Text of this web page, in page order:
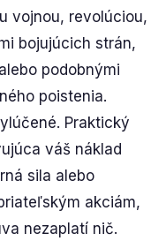
vojnou, revolúciou,
bojujúcich strán,
podobnými
poistenia.
Praktický
váš náklad
sila alebo
akciám,
nezaplatí nič.